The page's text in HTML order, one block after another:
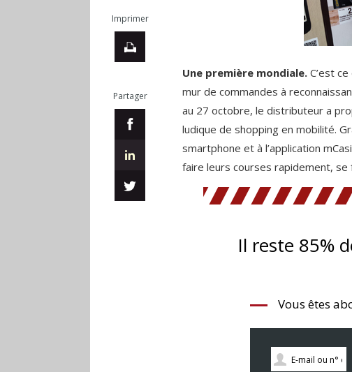
Imprimer
Partager
Une première mondiale.C’est ce
mur de commandes à
au 27 octobre, le distributeur a
ludique de shopping en mobilité.
smartphone et à l’application
faire leurs courses rapidement, se
Il reste 85%
Vous êtes